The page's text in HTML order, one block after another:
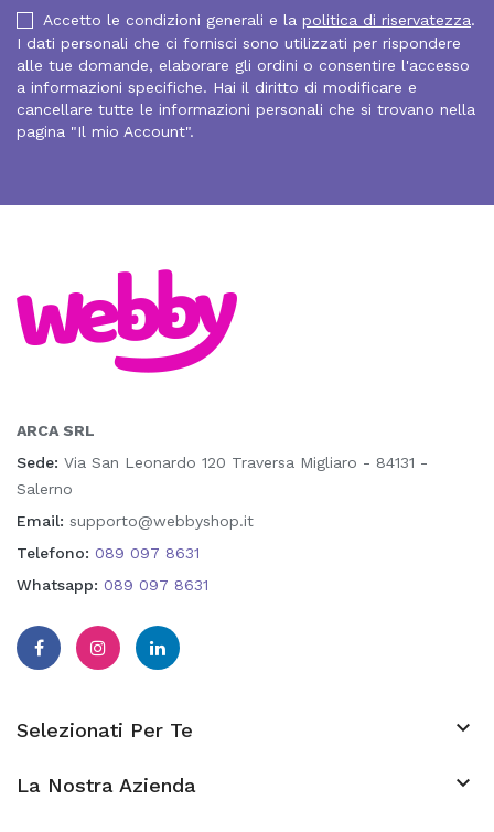
Accetto le condizioni generali e la politica di riservatezza.
I dati personali che ci fornisci sono utilizzati per rispondere
alle tue domande, elaborare gli ordini o consentire l'accesso
a informazioni specifiche. Hai il diritto di modificare e
cancellare tutte le informazioni personali che si trovano nella
pagina "Il mio Account".
ARCA SRL
Sede: Via San Leonardo 120 Traversa Migliaro - 84131 -
Salerno
Email: supporto@webbyshop.it
Telefono: 089 097 8631
Whatsapp: 089 097 8631
Selezionati Per Te 
La Nostra Azienda 